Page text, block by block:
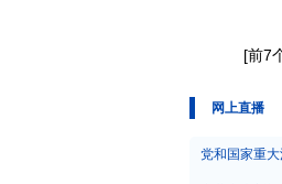
[前7
网上直播
29日10:00 国务院台湾事务办公室7月29日
党和国家重大